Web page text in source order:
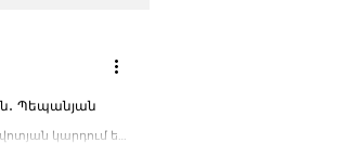
Պեպանյան
կարդում եմ